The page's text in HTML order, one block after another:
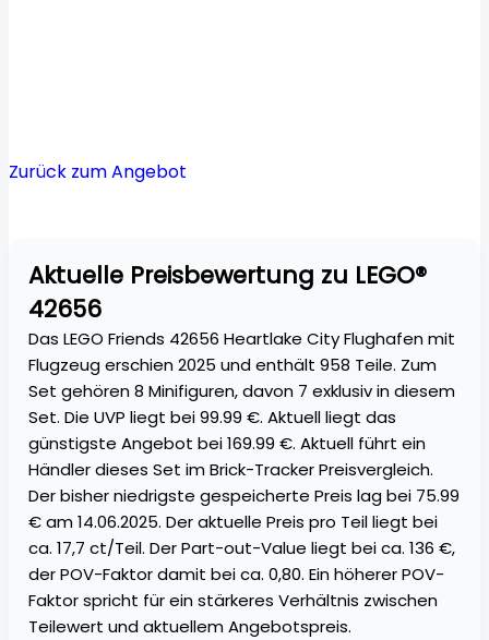
Zurück zum Angebot
Aktuelle Preisbewertung zu LEGO®
42656
Das LEGO Friends 42656 Heartlake City Flughafen mit
Flugzeug erschien 2025 und enthält 958 Teile. Zum
Set gehören 8 Minifiguren, davon 7 exklusiv in diesem
Set. Die UVP liegt bei 99.99 €. Aktuell liegt das
günstigste Angebot bei 169.99 €. Aktuell führt ein
Händler dieses Set im Brick-Tracker Preisvergleich.
Der bisher niedrigste gespeicherte Preis lag bei 75.99
€ am 14.06.2025. Der aktuelle Preis pro Teil liegt bei
ca. 17,7 ct/Teil. Der Part-out-Value liegt bei ca. 136 €,
der POV-Faktor damit bei ca. 0,80. Ein höherer POV-
Faktor spricht für ein stärkeres Verhältnis zwischen
Teilewert und aktuellem Angebotspreis.